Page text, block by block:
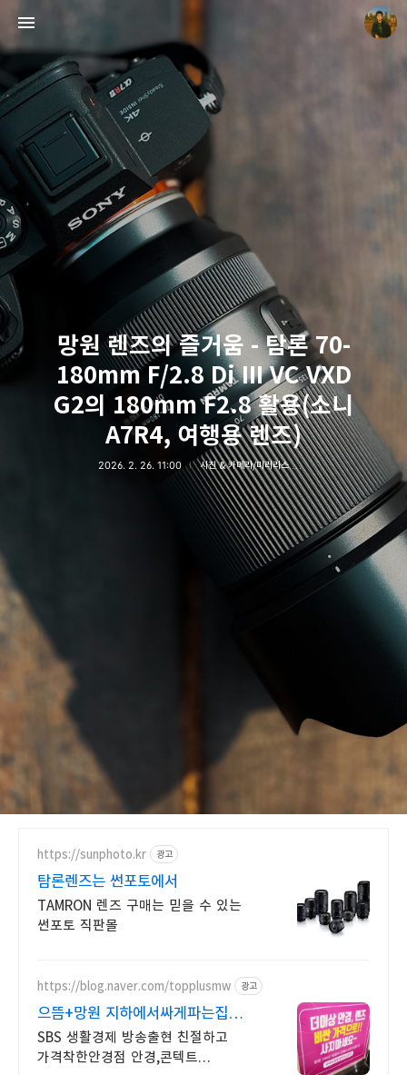
망원 렌즈의 즐거움 - 탐론 70-
180mm F/2.8 Di III VC VXD
G2의 180mm F2.8 활용(소니
A7R4, 여행용 렌즈)
2026. 2. 26. 11:00 사진 & 카메라/미러리스 카메라
https://sunphoto.kr 광고
탐론렌즈는 썬포토에서
TAMRON 렌즈 구매는 믿을 수 있는
썬포토 직판몰
https://blog.naver.com/topplusmw 광고
으뜸+망원 지하에서싸게파는집
8월더욱강력해진 끝장할인시작
SBS 생활경제 방송출현 친절하고
가격착한안경점 안경,콘텍트